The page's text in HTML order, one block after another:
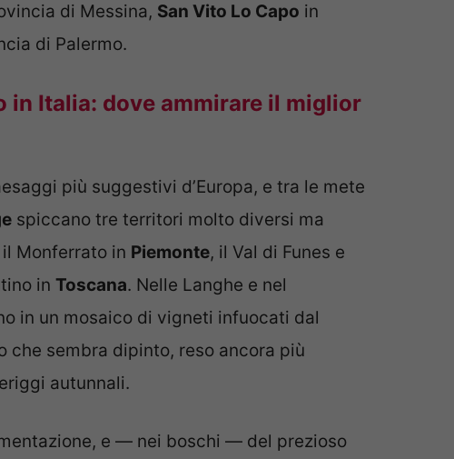
di Messina, San Vito Lo Capo in
di Palermo.
in Italia: dove ammirare il miglior
più suggestivi d’Europa, e tra le mete
spiccano tre territori molto diversi ma
Monferrato in Piemonte, il Val di Funes e
in Toscana. Nelle Langhe e nel
in un mosaico di vigneti infuocati dal
che sembra dipinto, reso ancora più
autunnali.
e — nei boschi — del prezioso